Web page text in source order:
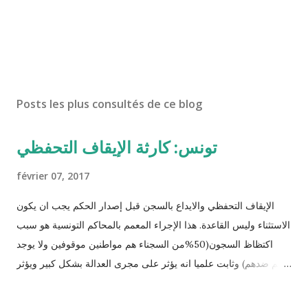
Posts les plus consultés de ce blog
تونس: كارثة الإيقاف التحفظي
février 07, 2017
الإيقاف التحفظي والايداع بالسجن قبل إصدار الحكم يجب ان يكون
الاستثناء وليس القاعدة. هذا الإجراء المعمم بالمحاكم التونسية هو سبب
اكتظاظ السجون(50%من السجناء هم مواطنين موقوفين ولا يوجد
حكم ضدهم) وثابت علميا انه يؤثر على مجرى العدالة بشكل كبير ويؤثر